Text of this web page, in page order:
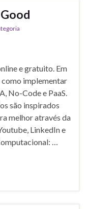
e gratuito. Em
implementar
No-Code e PaaS.
são inspirados
melhor através da
LinkedIn e
…